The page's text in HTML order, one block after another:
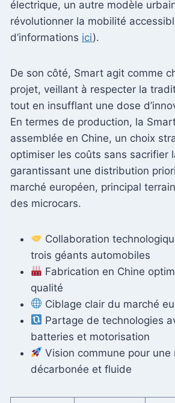
électrique, un autre modèle
révolutionner la mobilité
d’informations ici).
De son côté, Smart agit comme
projet, veillant à respecter la
tout en insufflant une dose
En termes de production, la
assemblée en Chine, un choix
optimiser les coûts sans sacrifier
garantissant une distribution
marché européen, principal
des microcars.
Collaboration
trois géants automobiles
Fabrication en Chine
qualité
Ciblage clair du marché
Partage de technologies
batteries et motorisation
Vision commune pour
décarbonée et fluide